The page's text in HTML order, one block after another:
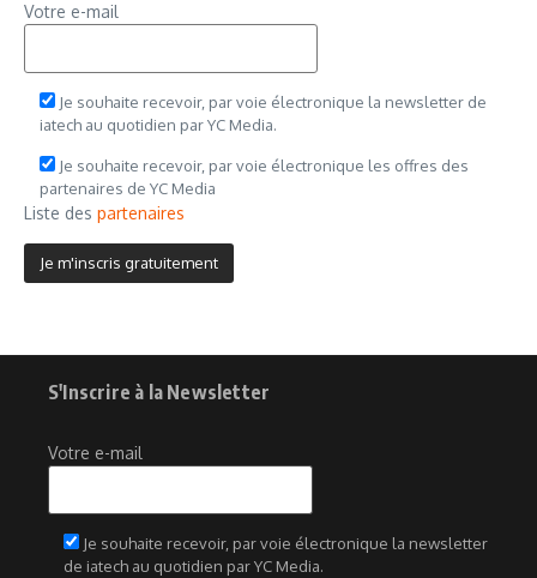
Votre e-mail
Je souhaite recevoir, par voie électronique la newsletter de
iatech au quotidien par YC Media.
Je souhaite recevoir, par voie électronique les offres des
partenaires de YC Media
Liste des partenaires
S'Inscrire à la Newsletter
Votre e-mail
Je souhaite recevoir, par voie électronique la newsletter
de iatech au quotidien par YC Media.